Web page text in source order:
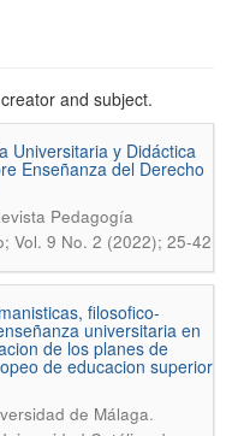
and subject.
Universitaria y Didáctica
Enseñanza del Derecho
Pedagogía
Vol. 9 No. 2 (2022); 25-42
filosofico-
universitaria en
de los planes de
de educacion superior
de Málaga.